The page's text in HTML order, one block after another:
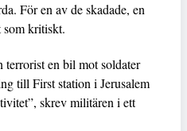
För en av de skadade, en
som kritiskt.
terrorist en bil mot soldater
till First station i Jerusalem
skrev militären i ett